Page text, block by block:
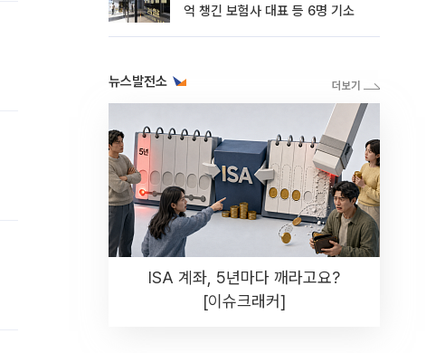
억 챙긴 보험사 대표 등 6명 기소
뉴스발전소
ISA 계좌, 5년마다 깨라고요?
[이슈크래커]